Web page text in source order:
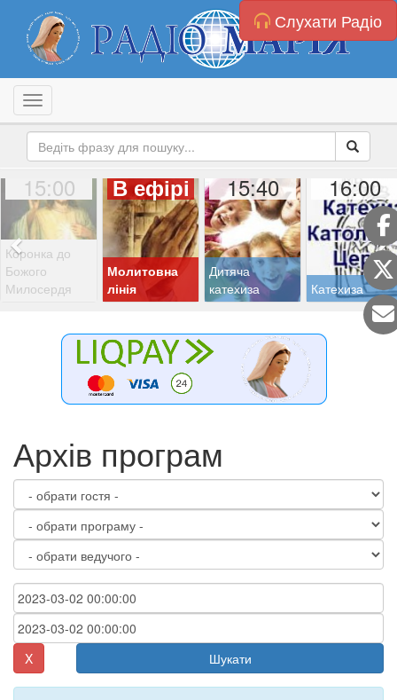
Слухати Радіо
Toggle navigation
15:00
Коронка до
Божого
Милосердя
В ефірі
Молитовна
лінія
15:40
Дитяча
катехиза
16:00
Катехиза
Архів програм
X Шукати